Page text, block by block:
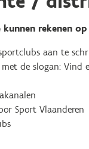
rekenen
aan te
met de slogan:
Sport Vlaanderen